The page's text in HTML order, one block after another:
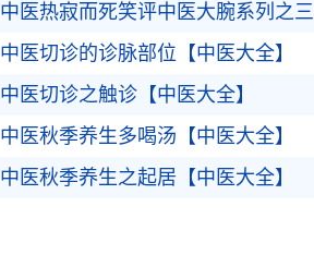
中医热寂而死笑评中医大腕系列之三
中医切诊的诊脉部位【中医大全】
中医切诊之触诊【中医大全】
中医秋季养生多喝汤【中医大全】
中医秋季养生之起居【中医大全】